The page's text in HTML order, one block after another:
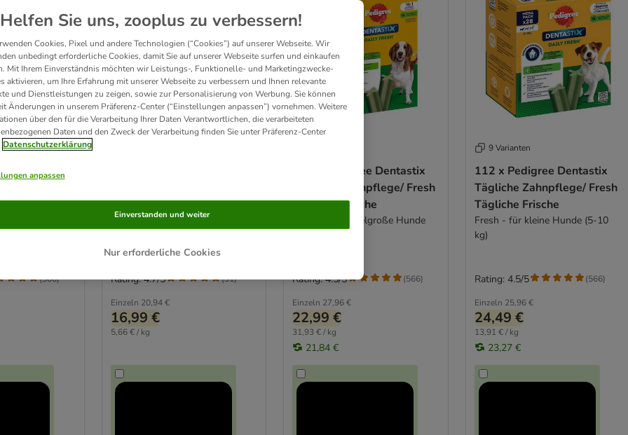
Dentastix
Fresh
(>25 kg)
(566)
Geschmacksrichtungen
Sparpaket 6 x 500 g
Einzeln 20,94 €
16,99 €
5,66 € / kg
Rating: 4.7/5 (31)
112 x Pedigree Dentastix
Tägliche Zahnpflege/ Fresh
Tägliche Frische
Fresh - für mittelgroße Hunde
Einzeln 27,96 €
22,99 €
31,93 € / kg
21,84 €
Rating: 4.5/5 (566)
9 Varianten
112 x Pedigree Dentastix
Tägliche Zahnpflege/ Fresh
Tägliche Frische
Fresh - für kleine Hunde (5-10
kg)
Einzeln 25,96 €
24,49 €
13,91 € / kg
23,27 €
Rating: 4.5/5 (566)
Helfen Sie uns, zooplus zu verbessern!
Cookies, Pixel und andere Technologien (“Cookies”) auf unserer Webseite. Wir
unbedingt erforderliche Cookies, damit Sie auf unserer Webseite surfen und einkaufen
Mit Ihrem Einverständnis möchten wir Leistungs-, Funktionelle- und Marketingzwecke-
aktivieren, um Ihre Erfahrung mit unserer Webseite zu verbessern und Ihnen relevante
und Dienstleistungen zu zeigen, sowie zur Personalisierung von Werbung. Sie können
Änderungen in unserem Präferenz-Center (“Einstellungen anpassen”) vornehmen. Weitere
über den für die Verarbeitung Ihrer Daten Verantwortlichen, die verarbeiteten
Daten und den Zweck der Verarbeitung finden Sie unter Präferenz-Center
Datenschutzerklärung
anpassen
Nur erforderliche Cookies
Einverstanden und weiter